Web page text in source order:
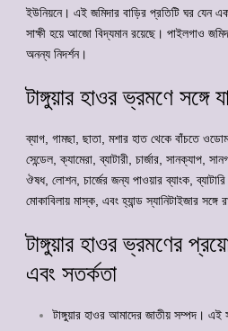
ইউনিয়নে। এই জমিদার বাড়ির প্রতিটি ঘর যেন
সাক্ষী হয়ে আজো বিদ্যমান রয়েছে। পাইলগাও
অনন্য নিদর্শন।
টাঙ্গুয়ার হাওর ভ্রমণে সঙ্গে
ব্যাগ, গামছা, ছাতা, মশার হাত থেকে বাঁচতে
সেন্ডেল, ক্যামেরা, ব্যাটারী, চার্জার, সানক্যাপ,
ঔষধ, লোশন, চার্জের জন্য পাওয়ার ব্যাংক,
মোকাবিলায় মাস্ক, এবং হ্যান্ড স্যানিটাইজার সঙ্গে
টাঙ্গুয়ার হাওর ভ্রমণের
এবং সতর্কতা
টাঙ্গুয়ার হাওর আমাদের জাতীয় সম্পদ। এই